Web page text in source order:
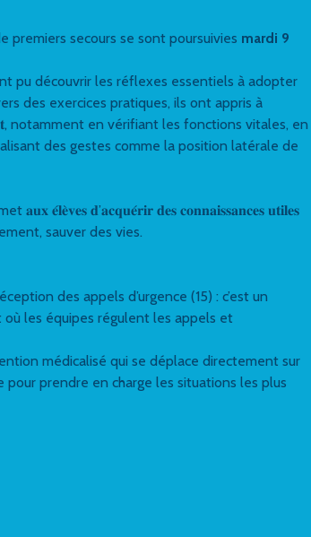
premiers secours se sont poursuivies mardi 9
ont pu découvrir les réflexes essentiels à adopter
des exercices pratiques, ils ont appris à
notamment en vérifiant les fonctions vitales, en
des gestes comme la position latérale de
𝐞́𝐥𝐞̀𝐯𝐞𝐬 𝐝’𝐚𝐜𝐪𝐮𝐞́𝐫𝐢𝐫 𝐝𝐞𝐬 𝐜𝐨𝐧𝐧𝐚𝐢𝐬𝐬𝐚𝐧𝐜𝐞𝐬 𝐮𝐭𝐢𝐥𝐞𝐬
sauver des vies.
des appels d’urgence (15) : c’est un
les équipes régulent les appels et
médicalisé qui se déplace directement sur
prendre en charge les situations les plus